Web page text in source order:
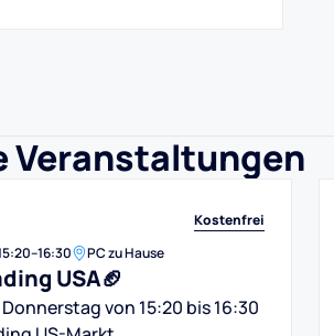
Veranstaltungen
Kostenfrei
–16:30 PC zu Hause
USA🏈
von 15:20 bis 16:30